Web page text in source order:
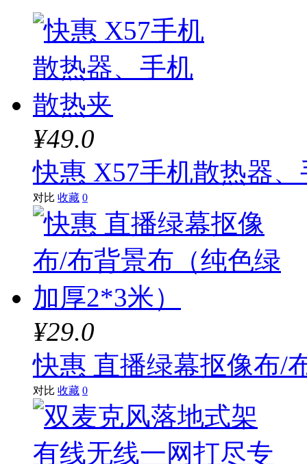
¥49.0
快惠 X57手机散热器
对比 收藏 0
¥29.0
快惠 直播绿幕抠像布/
对比 收藏 0